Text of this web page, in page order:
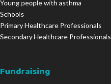
Young people with asthma
Schools
Primary Healthcare Professionals
Secondary Healthcare Professionals
Fundraising